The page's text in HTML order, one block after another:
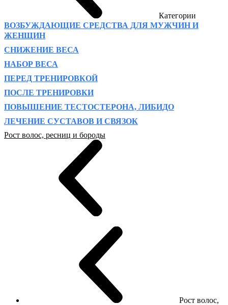
Категории
ВОЗБУЖДАЮЩИЕ СРЕДСТВА ДЛЯ МУЖЧИН И
ЖЕНЩИН
СНИЖЕНИЕ ВЕСА
НАБОР ВЕСА
ПЕРЕД ТРЕНИРОВКОЙ
ПОСЛЕ ТРЕНИРОВКИ
ПОВЫШЕНИЕ ТЕСТОСТЕРОНА, ЛИБИДО
ЛЕЧЕНИЕ СУСТАВОВ И СВЯЗОК
Рост волос, ресниц и бороды
Рост волос,